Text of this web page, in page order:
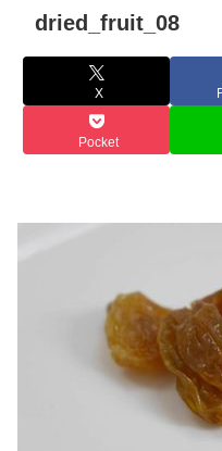
dried_fruit_08
X
Pocket